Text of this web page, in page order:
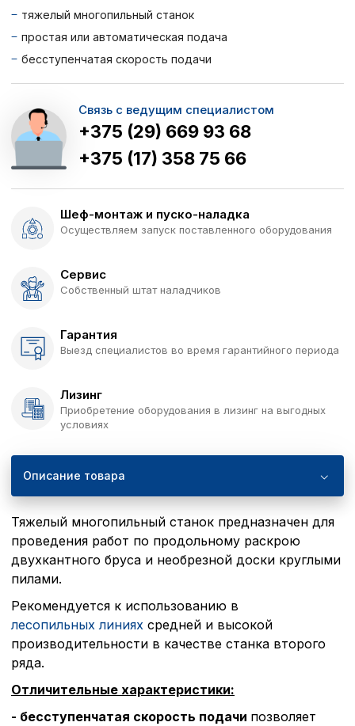
тяжелый многопильный станок
простая или автоматическая подача
бесступенчатая скорость подачи
Связь с ведущим специалистом
+375 (29) 669 93 68
+375 (17) 358 75 66
Шеф-монтаж и пуско-наладка
Осуществляем запуск поставленного оборудования
Сервис
Собственный штат наладчиков
Гарантия
Выезд специалистов во время гарантийного периода
Лизинг
Приобретение оборудования в лизинг на выгодных
условиях
Описание товара
Тяжелый многопильный станок предназначен для
проведения работ по продольному раскрою
двухкантного бруса и необрезной доски круглыми
пилами.
Рекомендуется к использованию в
лесопильных линиях средней и высокой
производительности в качестве станка второго
ряда.
Отличительные характеристики:
- бесступенчатая скорость подачи позволяет